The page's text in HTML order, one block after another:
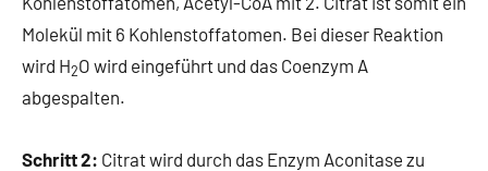
Molekül mit 6 Kohlenstoffatomen. Bei dieser Reaktion
wird H2O wird eingeführt und das Coenzym A
abgespalten.
Schritt 2: Citrat wird durch das Enzym Aconitase zu